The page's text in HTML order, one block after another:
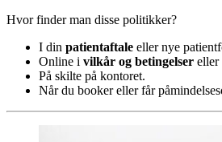
Hvor finder man disse politikker?
I din patientaftale eller nye
Online i vilkår og betingelser eller
På skilte på kontoret.
Når du booker eller får